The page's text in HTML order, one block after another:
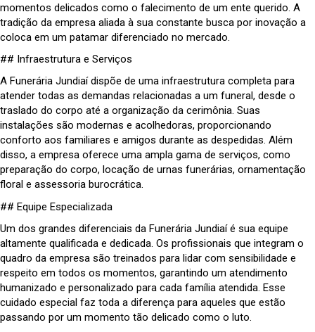
momentos delicados como o falecimento de um ente querido. A
tradição da empresa aliada à sua constante busca por inovação a
coloca em um patamar diferenciado no mercado.
## Infraestrutura e Serviços
A Funerária Jundiaí dispõe de uma infraestrutura completa para
atender todas as demandas relacionadas a um funeral, desde o
traslado do corpo até a organização da cerimônia. Suas
instalações são modernas e acolhedoras, proporcionando
conforto aos familiares e amigos durante as despedidas. Além
disso, a empresa oferece uma ampla gama de serviços, como
preparação do corpo, locação de urnas funerárias, ornamentação
floral e assessoria burocrática.
## Equipe Especializada
Um dos grandes diferenciais da Funerária Jundiaí é sua equipe
altamente qualificada e dedicada. Os profissionais que integram o
quadro da empresa são treinados para lidar com sensibilidade e
respeito em todos os momentos, garantindo um atendimento
humanizado e personalizado para cada família atendida. Esse
cuidado especial faz toda a diferença para aqueles que estão
passando por um momento tão delicado como o luto.